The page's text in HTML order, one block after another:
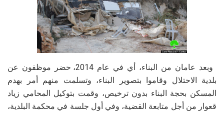
وبعد عامان من البناء، أي في عام 2014، حضر موظفون عن
بلدية الاحتلال وقاموا بتصوير البناء، وتسلمت منهم أمر بهدم
المسكن بحجة البناء بدون ترخيص، وقمت بتوكيل المحامي زياد
قعوار من أجل متابعة القضية، وفي أول جلسة في محكمة البلدية،